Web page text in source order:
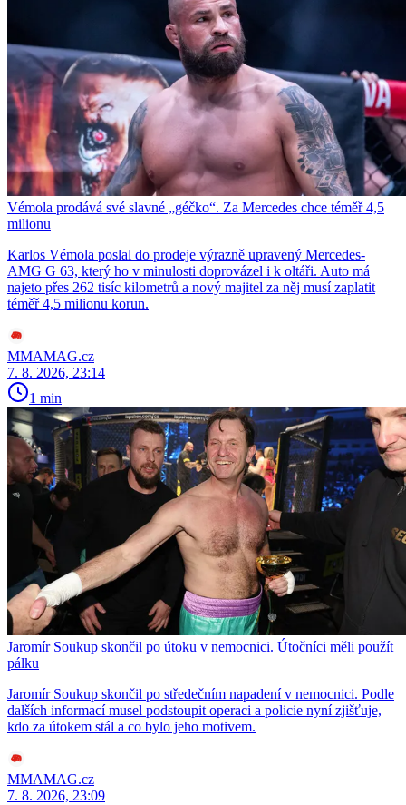
Vémola prodává své slavné „géčko“. Za Mercedes chce téměř 4,5
milionu
Karlos Vémola poslal do prodeje výrazně upravený Mercedes-
AMG G 63, který ho v minulosti doprovázel i k oltáři. Auto má
najeto přes 262 tisíc kilometrů a nový majitel za něj musí zaplatit
téměř 4,5 milionu korun.
MMAMAG.cz
7. 8. 2026, 23:14
1 min
Jaromír Soukup skončil po útoku v nemocnici. Útočníci měli použít
pálku
Jaromír Soukup skončil po středečním napadení v nemocnici. Podle
dalších informací musel podstoupit operaci a policie nyní zjišťuje,
kdo za útokem stál a co bylo jeho motivem.
MMAMAG.cz
7. 8. 2026, 23:09